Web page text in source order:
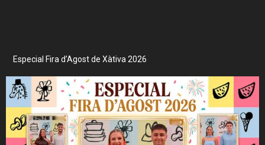
Especial Fira d’Agost de Xàtiva 2026